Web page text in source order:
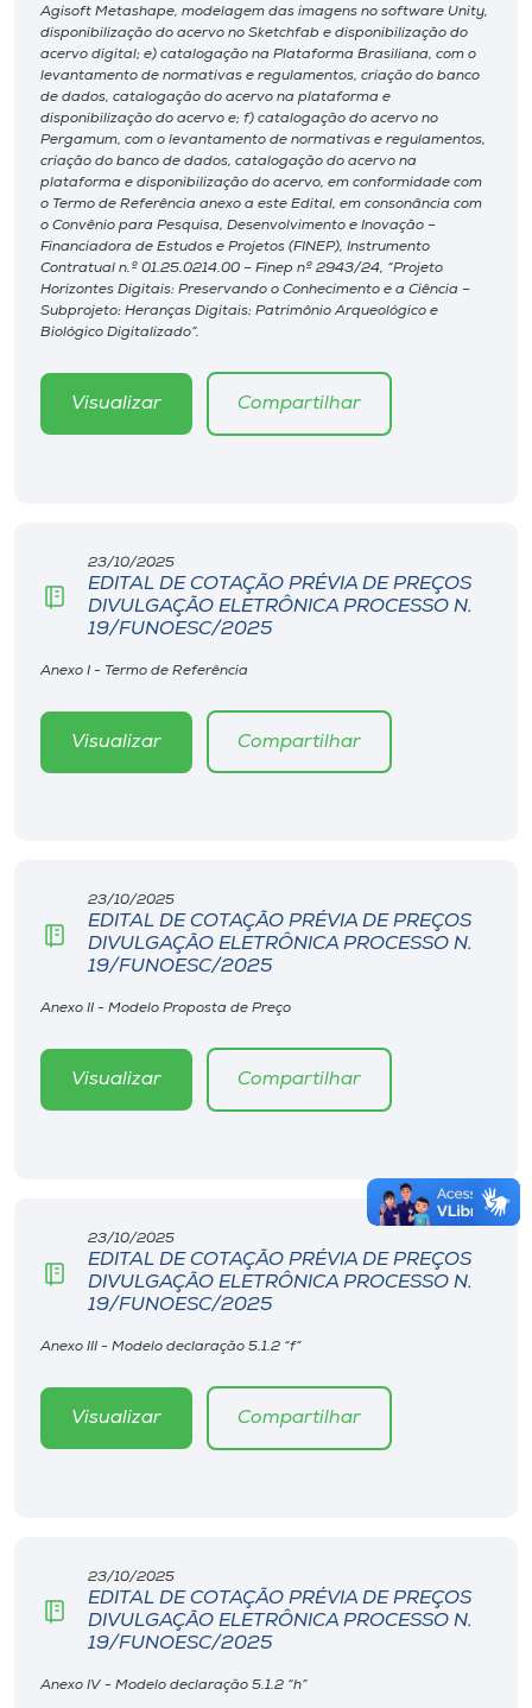
Agisoft Metashape, modelagem das imagens no software Unity,
disponibilização do acervo no Sketchfab e disponibilização do
acervo digital; e) catalogação na Plataforma Brasiliana, com o
levantamento de normativas e regulamentos, criação do banco
de dados, catalogação do acervo na plataforma e
disponibilização do acervo e; f) catalogação do acervo no
Pergamum, com o levantamento de normativas e regulamentos,
criação do banco de dados, catalogação do acervo na
plataforma e disponibilização do acervo, em conformidade com
o Termo de Referência anexo a este Edital, em consonância com
o Convênio para Pesquisa, Desenvolvimento e Inovação –
Financiadora de Estudos e Projetos (FINEP), Instrumento
Contratual n.º 01.25.0214.00 – Finep nº 2943/24, “Projeto
Horizontes Digitais: Preservando o Conhecimento e a Ciência –
Subprojeto: Heranças Digitais: Patrimônio Arqueológico e
Biológico Digitalizado”.
Visualizar Compartilhar
23/10/2025
EDITAL DE COTAÇÃO PRÉVIA DE PREÇOS
DIVULGAÇÃO ELETRÔNICA PROCESSO N.
19/FUNOESC/2025
Anexo I - Termo de Referência
Visualizar Compartilhar
23/10/2025
EDITAL DE COTAÇÃO PRÉVIA DE PREÇOS
DIVULGAÇÃO ELETRÔNICA PROCESSO N.
19/FUNOESC/2025
Anexo II - Modelo Proposta de Preço
Visualizar Compartilhar
23/10/2025
EDITAL DE COTAÇÃO PRÉVIA DE PREÇOS
DIVULGAÇÃO ELETRÔNICA PROCESSO N.
19/FUNOESC/2025
Anexo III - Modelo declaração 5.1.2 “f”
Visualizar Compartilhar
23/10/2025
EDITAL DE COTAÇÃO PRÉVIA DE PREÇOS
DIVULGAÇÃO ELETRÔNICA PROCESSO N.
19/FUNOESC/2025
Anexo IV - Modelo declaração 5.1.2 “h”